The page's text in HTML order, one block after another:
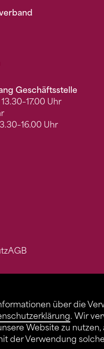
über die
. Wir
Website zu
der Verwendung
Geschäftsstelle
Uhr
Uhr
AGB